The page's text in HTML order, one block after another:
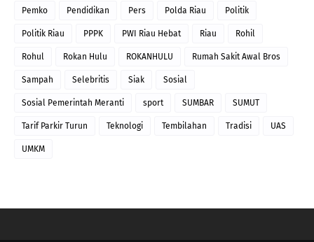
Pemko Pendidikan Pers Polda Riau Politik
Politik Riau PPPK PWI Riau Hebat Riau Rohil
Rohul Rokan Hulu ROKANHULU Rumah Sakit Awal Bros
Sampah Selebritis Siak Sosial
Sosial Pemerintah Meranti sport SUMBAR SUMUT
Tarif Parkir Turun Teknologi Tembilahan Tradisi UAS
UMKM